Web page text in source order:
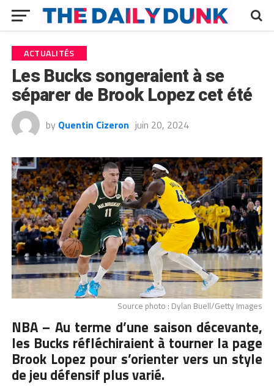
ACTUALITÉS
Les Bucks songeraient à se
séparer de Brook Lopez cet été
by Quentin Cizeron juin 20, 2024
Source photo : Dylan Buell/Getty Images
NBA – Au terme d’une saison décevante,
les Bucks réfléchiraient à tourner la page
Brook Lopez pour s’orienter vers un style
de jeu défensif plus varié.